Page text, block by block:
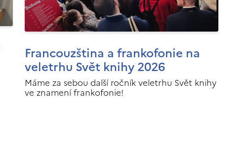
Francouzština a frankofonie na
veletrhu Svět knihy 2026
Máme za sebou další ročník veletrhu Svět knihy
ve znamení frankofonie!